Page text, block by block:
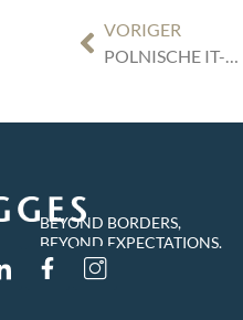
VORIGER
POLNISCHE IT-UNTERNEHMEN AUF WACHSTUMSKURS IN NRW – GROSSES POTENZIAL, KLARE SPIELREGELN
BEYOND BORDERS,
BEYOND EXPECTATIONS.